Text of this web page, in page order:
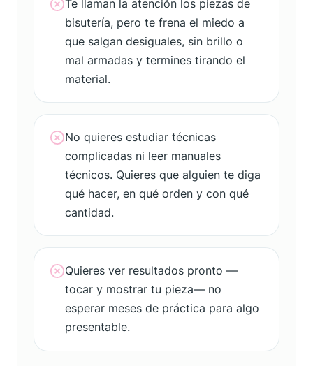
Te llaman la atención los piezas de
bisutería, pero te frena el miedo a
que salgan desiguales, sin brillo o
mal armadas y termines tirando el
material.
No quieres estudiar técnicas
complicadas ni leer manuales
técnicos. Quieres que alguien te diga
qué hacer, en qué orden y con qué
cantidad.
Quieres ver resultados pronto —
tocar y mostrar tu pieza— no
esperar meses de práctica para algo
presentable.